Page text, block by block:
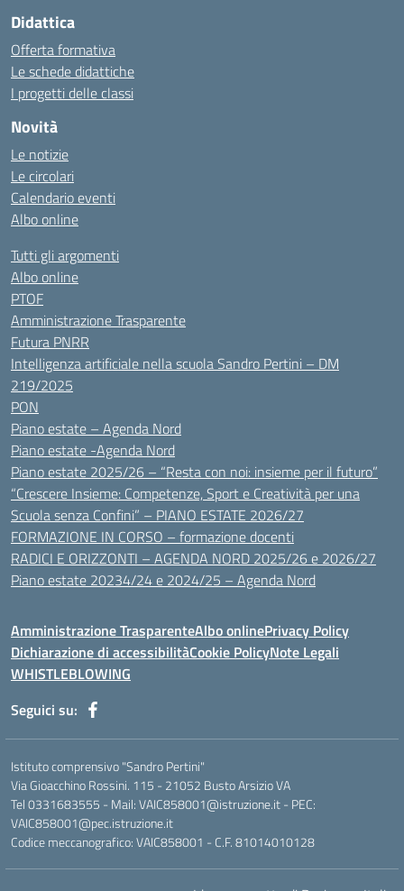
Didattica
Offerta formativa
Le schede didattiche
I progetti delle classi
Novità
Le notizie
Le circolari
Calendario eventi
Albo online
Tutti gli argomenti
Albo online
PTOF
Amministrazione Trasparente
Futura PNRR
Intelligenza artificiale nella scuola Sandro Pertini – DM
219/2025
PON
Piano estate – Agenda Nord
Piano estate -Agenda Nord
Piano estate 2025/26 – “Resta con noi: insieme per il futuro”
“Crescere Insieme: Competenze, Sport e Creatività per una
Scuola senza Confini” – PIANO ESTATE 2026/27
FORMAZIONE IN CORSO – formazione docenti
RADICI E ORIZZONTI – AGENDA NORD 2025/26 e 2026/27
Piano estate 20234/24 e 2024/25 – Agenda Nord
Amministrazione TrasparenteAlbo onlinePrivacy Policy
Dichiarazione di accessibilitàCookie PolicyNote Legali
WHISTLEBLOWING
Seguici su:
Istituto comprensivo "Sandro Pertini"
Via Gioacchino Rossini. 115 - 21052 Busto Arsizio VA
Tel 0331683555 - Mail: VAIC858001@istruzione.it - PEC:
VAIC858001@pec.istruzione.it
Codice meccanografico: VAIC858001 - C.F. 81014010128